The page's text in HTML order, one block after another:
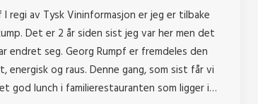
I regi av Tysk Vininformasjon er jeg er tilbake
Det er 2 år siden sist jeg var her men det
endret seg. Georg Rumpf er fremdeles den
energisk og raus. Denne gang, som sist får vi
god lunch i familierestauranten som ligger i…